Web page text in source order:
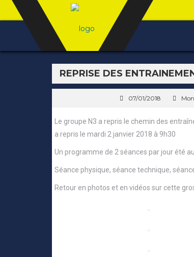
REPRISE DES
07/01/2018
Le groupe N3 a repris le chemin des
a repris le mardi 2 janvier 2018 à 9h30
Un programme de 2 séances par jour été
Séance physique, séance technique,
Retour en photos et en vidéos sur cette